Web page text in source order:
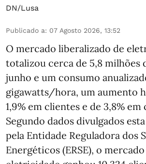
DN/Lusa
Publicado a: 07 Agosto 2026, 13:52
O mercado liberalizado de
totalizou cerca de 5,8 milhões
junho e um consumo
gigawatts/hora, um aumento
1,9% em clientes e de 3,8% em
Segundo dados divulgados
pela Entidade Reguladora dos
Energéticos (ERSE), o